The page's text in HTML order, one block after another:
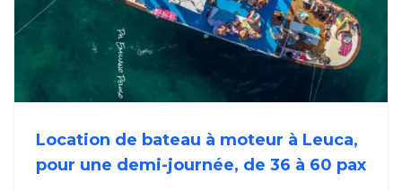
Location de bateau à moteur à Leuca,
pour une demi-journée, de 36 à 60 pax